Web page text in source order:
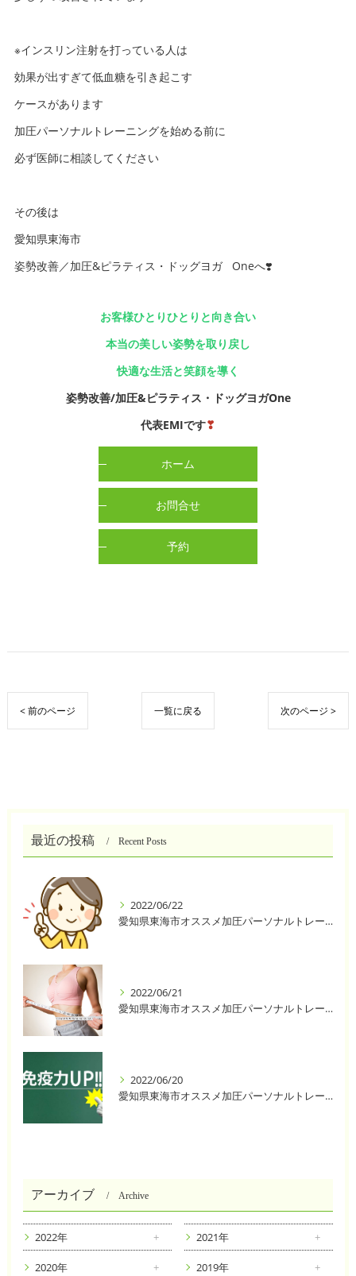
※インスリン注射を打っている人は
効果が出すぎて低血糖を引き起こす
ケースがあります
加圧パーソナルトレーニングを始める前に
必ず医師に相談してください
その後は
愛知県東海市
姿勢改善／加圧&ピラティス・ドッグヨガ Oneへ❣️
お客様ひとりひとりと向き合い
本当の美しい姿勢を取り戻し
快適な生活と笑顔を導く
姿勢改善/加圧&ピラティス・ドッグヨガOne
代表EMIです❣
ホーム
お問合せ
予約
< 前のページ 一覧に戻る 次のページ >
最近の投稿 Recent Posts
2022/06/22
愛知県東海市オススメ加圧パーソナルトレーニングジム One❣️
2022/06/21
愛知県東海市オススメ加圧パーソナルトレーニングジム One❣️
2022/06/20
愛知県東海市オススメ加圧パーソナルトレーニングジム One❣️
アーカイブ Archive
2022年 2021年
2020年 2019年